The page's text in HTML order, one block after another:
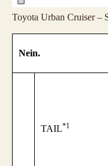
Toyota Urban Cruiser –
Nein.
TAIL*1